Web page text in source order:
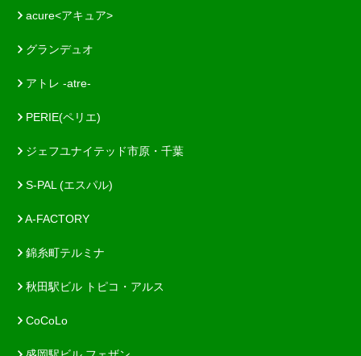
acure<アキュア>
グランデュオ
アトレ -atre-
PERIE(ペリエ)
ジェフユナイテッド市原・千葉
S-PAL (エスパル)
A-FACTORY
錦糸町テルミナ
秋田駅ビル トピコ・アルス
CoCoLo